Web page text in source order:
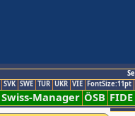
SVK SWE TUR UKR VIE FontSize:11pt
Swiss-Manager ÖSB FIDE